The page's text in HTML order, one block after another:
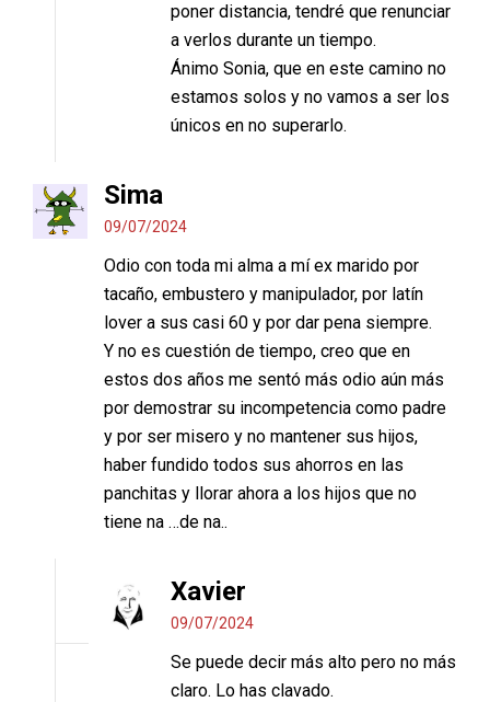
poner distancia, tendré que renunciar
a verlos durante un tiempo.
Ánimo Sonia, que en este camino no
estamos solos y no vamos a ser los
únicos en no superarlo.
Sima
09/07/2024
Odio con toda mi alma a mí ex marido por
tacaño, embustero y manipulador, por latín
lover a sus casi 60 y por dar pena siempre.
Y no es cuestión de tiempo, creo que en
estos dos años me sentó más odio aún más
por demostrar su incompetencia como padre
y por ser misero y no mantener sus hijos,
haber fundido todos sus ahorros en las
panchitas y llorar ahora a los hijos que no
tiene na …de na..
Xavier
09/07/2024
Se puede decir más alto pero no más
claro. Lo has clavado.